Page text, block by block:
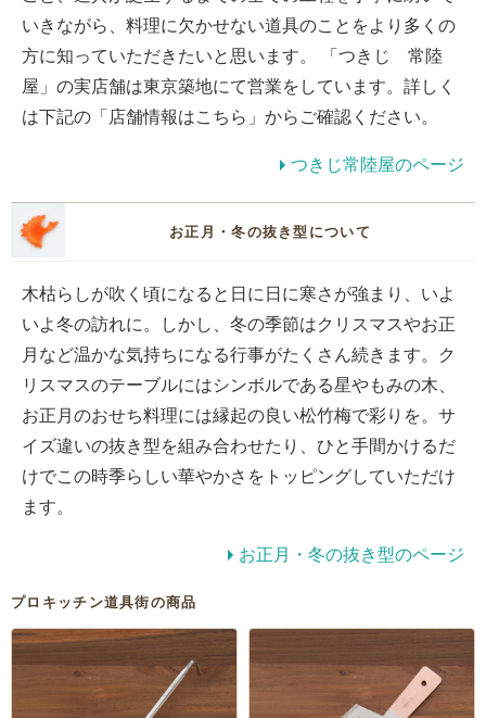
いきながら、料理に欠かせない道具のことをより多くの
方に知っていただきたいと思います。 「つきじ 常陸
屋」の実店舗は東京築地にて営業をしています。詳しく
は下記の「店舗情報はこちら」からご確認ください。
つきじ常陸屋のページ
お正月・冬の抜き型について
木枯らしが吹く頃になると日に日に寒さが強まり、いよ
いよ冬の訪れに。しかし、冬の季節はクリスマスやお正
月など温かな気持ちになる行事がたくさん続きます。ク
リスマスのテーブルにはシンボルである星やもみの木、
お正月のおせち料理には縁起の良い松竹梅で彩りを。サ
イズ違いの抜き型を組み合わせたり、ひと手間かけるだ
けでこの時季らしい華やかさをトッピングしていただけ
ます。
お正月・冬の抜き型のページ
プロキッチン道具街の商品